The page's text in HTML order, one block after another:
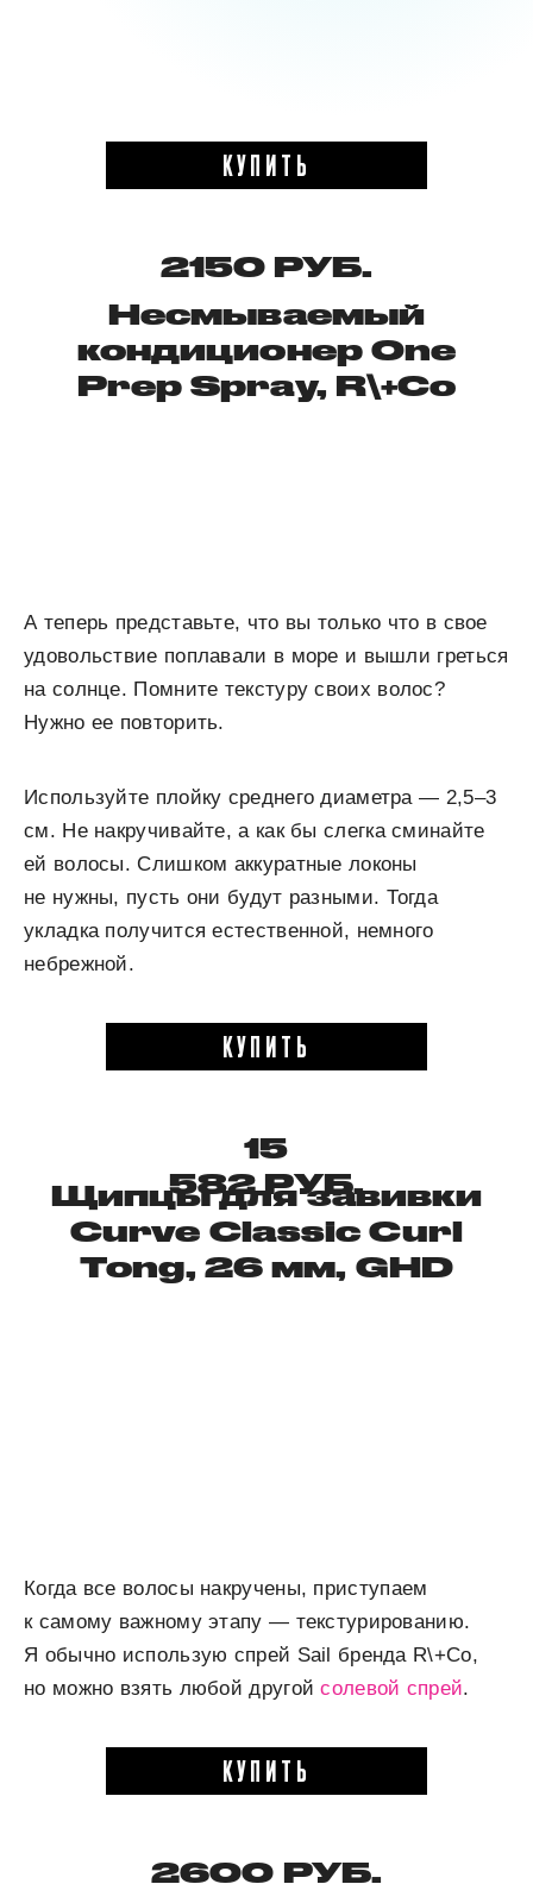
КУПИТЬ
2150 РУБ.
Несмываемый
кондиционер One
Prep Spray, R\+Co
А теперь представьте, что вы только что в свое
удовольствие поплавали в море и вышли греться
на солнце. Помните текстуру своих волос?
Нужно ее повторить.
Используйте плойку среднего диаметра — 2,5–3
см. Не накручивайте, а как бы слегка сминайте
ей волосы. Слишком аккуратные локоны
не нужны, пусть они будут разными. Тогда
укладка получится естественной, немного
небрежной.
КУПИТЬ
15
582 РУБ.
Щипцы для завивки
Curve Classic Curl
Tong, 26 мм, GHD
Когда все волосы накручены, приступаем
к самому важному этапу — текстурированию.
Я обычно использую спрей Sail бренда R\+Co,
но можно взять любой другойсолевой спрей.
КУПИТЬ
2600 РУБ.